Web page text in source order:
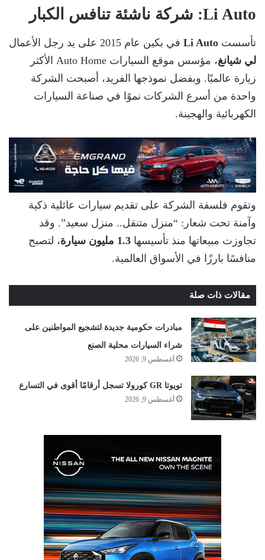
Li Auto: شركة ناشئة تنافس الكبار
تأسست Li Auto في بكين عام 2015 على يد رجل الأعمال
لي شيانغ
، مؤسس موقع السيارات Auto Home الأكثر
زيارة عالميًا. وبفضل نموذجها الفريد، أصبحت الشركة
واحدة من أسرع الشركات نموًا في صناعة السيارات
الكهربائية والهجينة.
وتقوم فلسفة الشركة على تقديم سيارات عائلية ذكية
وآمنة تحت شعار: “منزل متنقل.. منزل سعيد”. وقد
تجاوزت مبيعاتها منذ تأسيسها 1.3 مليون سيارة
، لتصبح
منافسًا بارزًا في الأسواق العالمية.
مقالات ذات صلة
مبادرات حكومية جديدة لتشجيع المواطنين على
شراء السيارات محلية الصنع
أغسطس 9, 2026
تويوتا GR كورولا تسجل أرقامًا أقوى في التسارع
أغسطس 9, 2026